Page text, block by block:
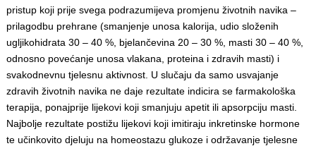
pristup koji prije svega podrazumijeva promjenu životnih navika –
prilagodbu prehrane (smanjenje unosa kalorija, udio složenih
ugljikohidrata 30 – 40 %, bjelančevina 20 – 30 %, masti 30 – 40 %,
odnosno povećanje unosa vlakana, proteina i zdravih masti) i
svakodnevnu tjelesnu aktivnost. U slučaju da samo usvajanje
zdravih životnih navika ne daje rezultate indicira se farmakološka
terapija, ponajprije lijekovi koji smanjuju apetit ili apsorpciju masti.
Najbolje rezultate postižu lijekovi koji imitiraju inkretinske hormone
te učinkovito djeluju na homeostazu glukoze i održavanje tjelesne